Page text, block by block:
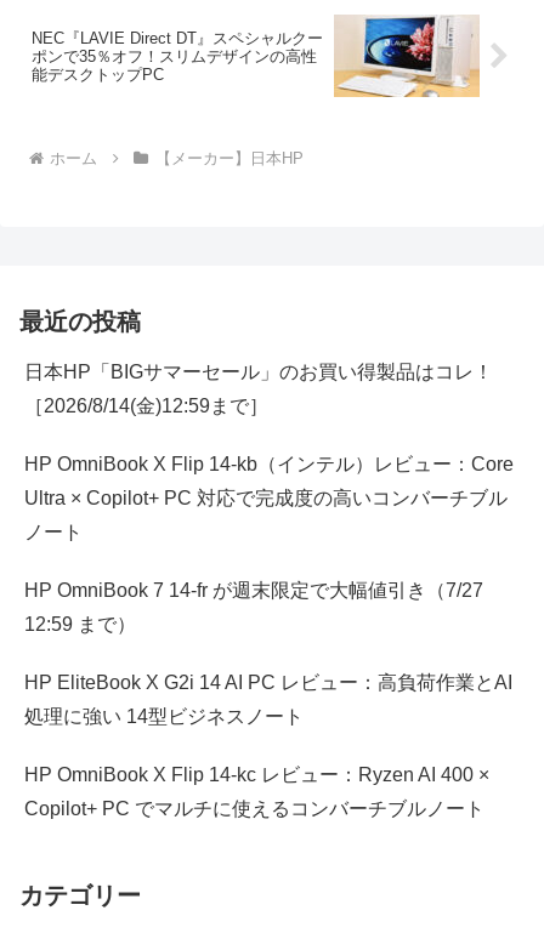
NEC『LAVIE Direct DT』スペシャルクー
ポンで35％オフ！スリムデザインの高性
能デスクトップPC
ホーム 【メーカー】日本HP
最近の投稿
日本HP「BIGサマーセール」のお買い得製品はコレ！
［2026/8/14(金)12:59まで］
HP OmniBook X Flip 14-kb（インテル）レビュー：Core
Ultra × Copilot+ PC 対応で完成度の高いコンバーチブル
ノート
HP OmniBook 7 14-fr が週末限定で大幅値引き（7/27
12:59 まで）
HP EliteBook X G2i 14 AI PC レビュー：高負荷作業とAI
処理に強い 14型ビジネスノート
HP OmniBook X Flip 14-kc レビュー：Ryzen AI 400 ×
Copilot+ PC でマルチに使えるコンバーチブルノート
カテゴリー